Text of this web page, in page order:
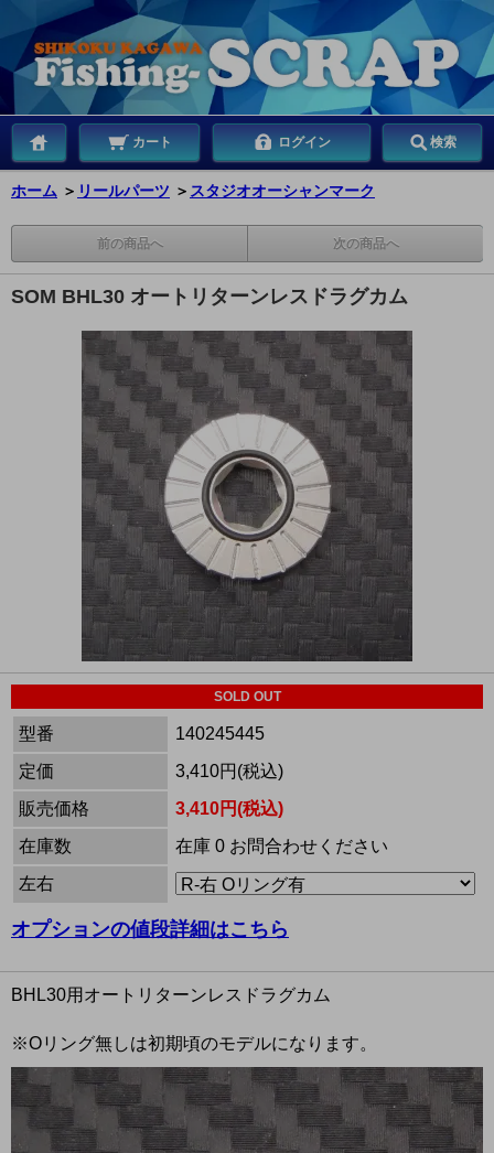
カート ログイン 検索
ホーム ＞ リールパーツ ＞ スタジオオーシャンマーク
前の商品へ 次の商品へ
SOM BHL30 オートリターンレスドラグカム
SOLD OUT
型番
140245445
定価
3,410円(税込)
販売価格
3,410円(税込)
在庫数
在庫 0 お問合わせください
左右
オプションの値段詳細はこちら
BHL30用オートリターンレスドラグカム
※Oリング無しは初期頃のモデルになります。